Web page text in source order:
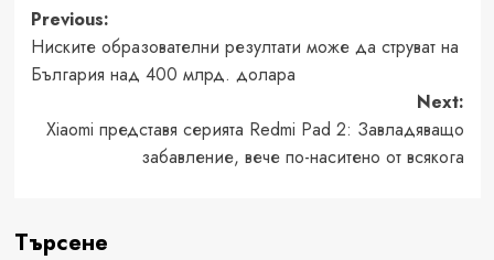
Post
navigation
Previous:
Ниските образователни резултати може да струват на
България над 400 млрд. долара
Next:
Xiaomi представя серията Redmi Pad 2: Завладяващо
забавление, вече по-наситено от всякога
Търсене